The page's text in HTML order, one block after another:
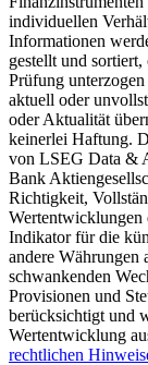
individuellen
Informationen
gestellt und
Prüfung
aktuell oder
oder Aktualität
keinerlei Haftung.
von LSEG Data &
Bank
Richtigkeit,
Wertentwicklungen
Indikator für die
andere Währungen
schwankenden
Provisionen und
berücksichtigt und
Wertentwicklung
rechtlichen